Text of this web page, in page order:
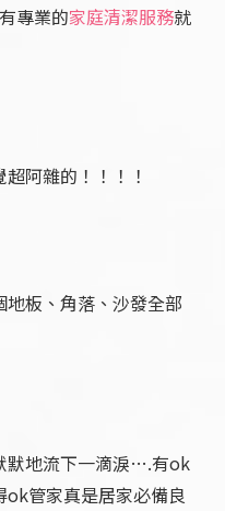
專業的家庭清潔服務就
阿雜的！！！！
板、角落、沙發全部
默地流下一滴淚….有ok
ok管家真是居家必備良